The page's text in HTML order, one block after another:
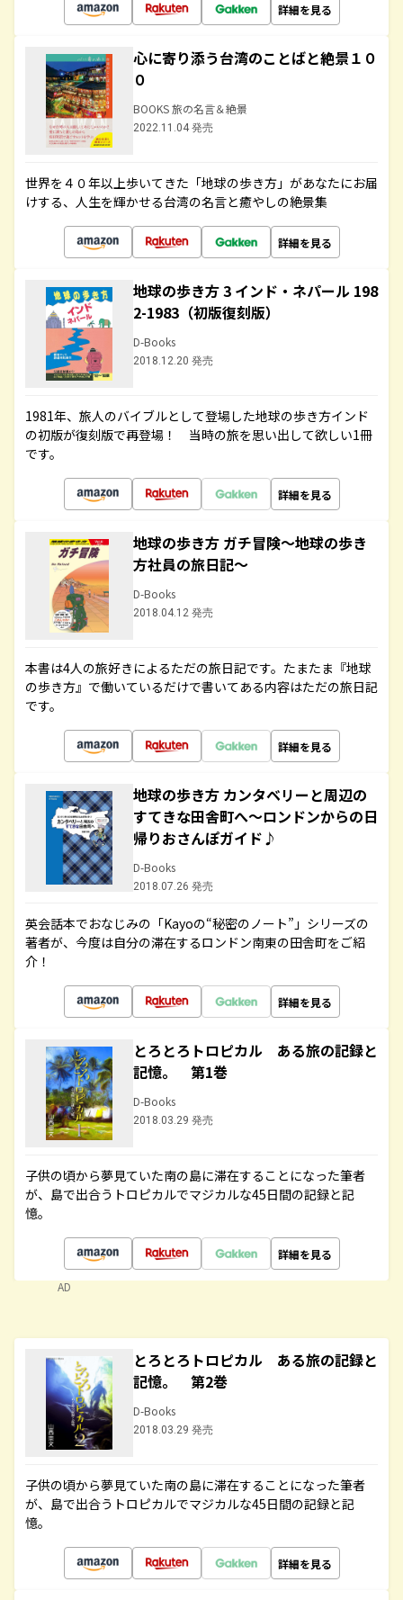
詳細を見る
心に寄り添う台湾のことばと絶景１０
０
BOOKS 旅の名言＆絶景
2022.11.04 発売
世界を４０年以上歩いてきた「地球の歩き方」があなたにお届
けする、人生を輝かせる台湾の名言と癒やしの絶景集
詳細を見る
地球の歩き方 3 インド・ネパール 198
2-1983（初版復刻版）
D-Books
2018.12.20 発売
1981年、旅人のバイブルとして登場した地球の歩き方インド
の初版が復刻版で再登場！ 当時の旅を思い出して欲しい1冊
です。
詳細を見る
地球の歩き方 ガチ冒険～地球の歩き
方社員の旅日記～
D-Books
2018.04.12 発売
本書は4人の旅好きによるただの旅日記です。たまたま『地球
の歩き方』で働いているだけで書いてある内容はただの旅日記
です。
詳細を見る
地球の歩き方 カンタベリーと周辺の
すてきな田舎町へ～ロンドンからの日
帰りおさんぽガイド♪
D-Books
2018.07.26 発売
英会話本でおなじみの「Kayoの“秘密のノート”」シリーズの
著者が、今度は自分の滞在するロンドン南東の田舎町をご紹
介！
詳細を見る
とろとろトロピカル ある旅の記録と
記憶。 第1巻
D-Books
2018.03.29 発売
子供の頃から夢見ていた南の島に滞在することになった筆者
が、島で出合うトロピカルでマジカルな45日間の記録と記
憶。
詳細を見る
AD
とろとろトロピカル ある旅の記録と
記憶。 第2巻
D-Books
2018.03.29 発売
子供の頃から夢見ていた南の島に滞在することになった筆者
が、島で出合うトロピカルでマジカルな45日間の記録と記
憶。
詳細を見る